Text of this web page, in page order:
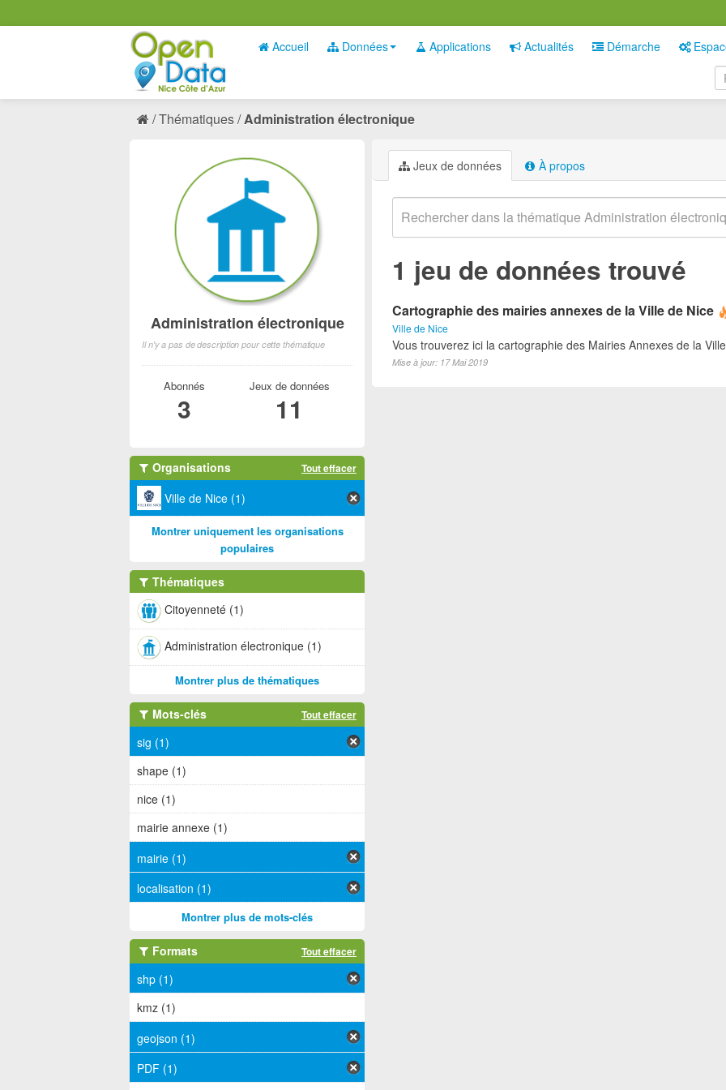
Accueil Données Applications Actualités Démarche
Thématiques Administration électronique
Jeux de données À propos
1 jeu de données trouvé
Cartographie des mairies annexes de la Ville de Nice
Ville de Nice
Vous trouverez ici la cartographie des Mairies Annexes de la
Mise à jour: 17 Mai 2019
Administration électronique
Il n'y a pas de description pour cette thématique
Abonnés
3
Jeux de données
11
Organisations Tout effacer
Ville de Nice (1)
Montrer uniquement les organisations
populaires
Thématiques
Citoyenneté (1)
Administration électronique (1)
Montrer plus de thématiques
Mots-clés Tout effacer
sig (1)
shape (1)
nice (1)
mairie annexe (1)
mairie (1)
localisation (1)
Montrer plus de mots-clés
Formats Tout effacer
shp (1)
kmz (1)
geojson (1)
PDF (1)